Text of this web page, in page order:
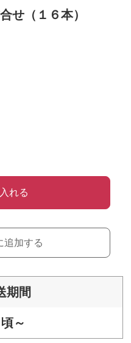
せ（１６本）
れる
追加する
期間
～